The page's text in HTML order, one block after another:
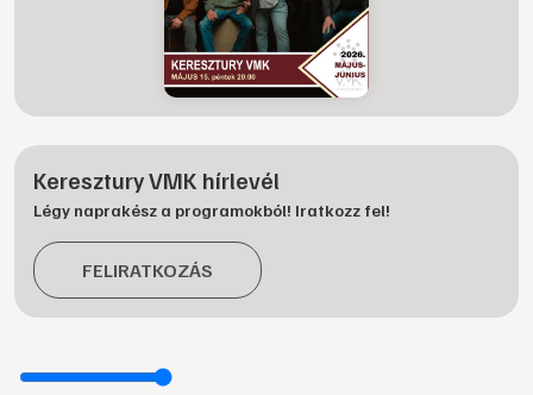
Keresztury VMK hírlevél
Légy naprakész a programokból! Iratkozz fel!
FELIRATKOZÁS